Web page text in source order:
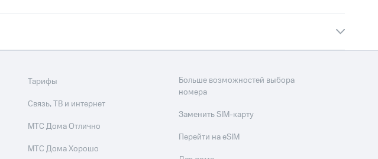
Тарифы
Связь, ТВ и интернет
МТС Дома Отлично
МТС Дома Хорошо
Больше возможностей выбора
номера
Заменить SIM-карту
Перейти на eSIM